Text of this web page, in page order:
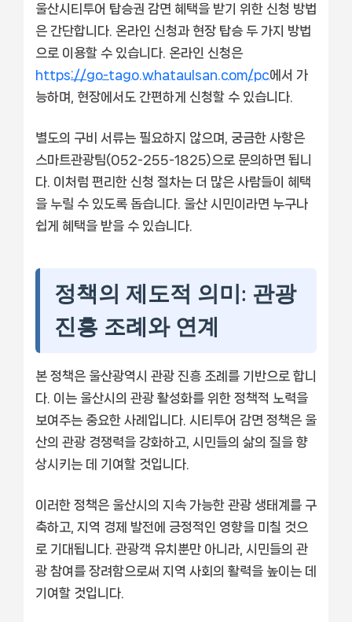
울산시티투어 탑승권 감면 혜택을 받기 위한 신청 방법
은 간단합니다. 온라인 신청과 현장 탑승 두 가지 방법
으로 이용할 수 있습니다. 온라인 신청은
https://go-tago.whataulsan.com/pc에서 가
능하며, 현장에서도 간편하게 신청할 수 있습니다.
별도의 구비 서류는 필요하지 않으며, 궁금한 사항은
스마트관광팀(052-255-1825)으로 문의하면 됩니
다. 이처럼 편리한 신청 절차는 더 많은 사람들이 혜택
을 누릴 수 있도록 돕습니다. 울산 시민이라면 누구나
쉽게 혜택을 받을 수 있습니다.
정책의 제도적 의미: 관광
진흥 조례와 연계
본 정책은 울산광역시 관광 진흥 조례를 기반으로 합니
다. 이는 울산시의 관광 활성화를 위한 정책적 노력을
보여주는 중요한 사례입니다. 시티투어 감면 정책은 울
산의 관광 경쟁력을 강화하고, 시민들의 삶의 질을 향
상시키는 데 기여할 것입니다.
이러한 정책은 울산시의 지속 가능한 관광 생태계를 구
축하고, 지역 경제 발전에 긍정적인 영향을 미칠 것으
로 기대됩니다. 관광객 유치뿐만 아니라, 시민들의 관
광 참여를 장려함으로써 지역 사회의 활력을 높이는 데
기여할 것입니다.